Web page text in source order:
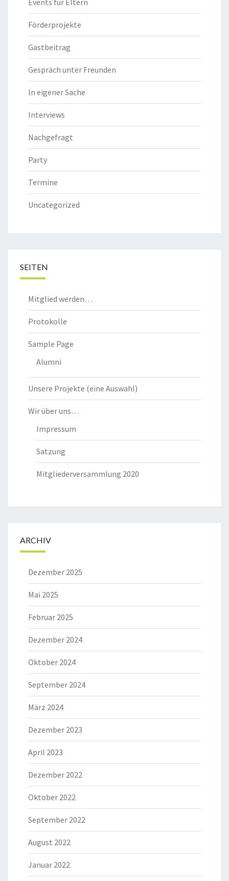
Förderprojekte
Gastbeitrag
Gespräch unter Freunden
In eigener Sache
Interviews
Nachgefragt
Party
Termine
Uncategorized
SEITEN
Mitglied werden…
Protokolle
Sample Page
Alumni
Unsere Projekte (eine Auswahl)
Wir über uns…
Impressum
Satzung
Mitgliederversammlung 2020
ARCHIV
Dezember 2025
Mai 2025
Februar 2025
Dezember 2024
Oktober 2024
September 2024
März 2024
Dezember 2023
April 2023
Dezember 2022
Oktober 2022
September 2022
August 2022
Januar 2022